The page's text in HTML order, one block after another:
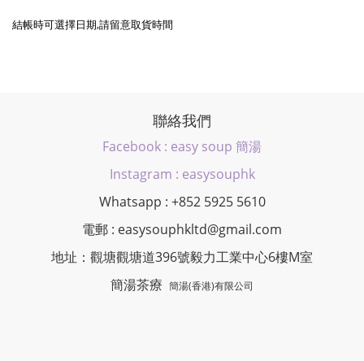
結帳時可選擇日期,請留意取貨時間
聯絡我們
Facebook : easy soup 簡湯
Instagram : easysouphk
Whatsapp : +852 5925 5610
電郵 : easysouphkltd@gmail.com
地址：觀塘觀塘道396號毅力工業中心6樓M室
簡湯茶療 簡湯(香港)有限公司